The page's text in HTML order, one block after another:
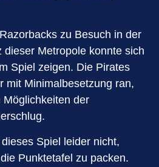
zu Besuch in der
dieser Metropole konnte sich
Spiel zeigen. Die Pirates
mit Minimalbesetzung ran,
der
Spiel leider nicht,
Punktetafel zu packen.